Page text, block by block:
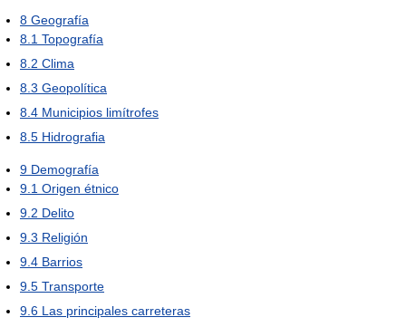
8 Geografía
8.1 Topografía
8.2 Clima
8.3 Geopolítica
8.4 Municipios limítrofes
8.5 Hidrografia
9 Demografía
9.1 Origen étnico
9.2 Delito
9.3 Religión
9.4 Barrios
9.5 Transporte
9.6 Las principales carreteras